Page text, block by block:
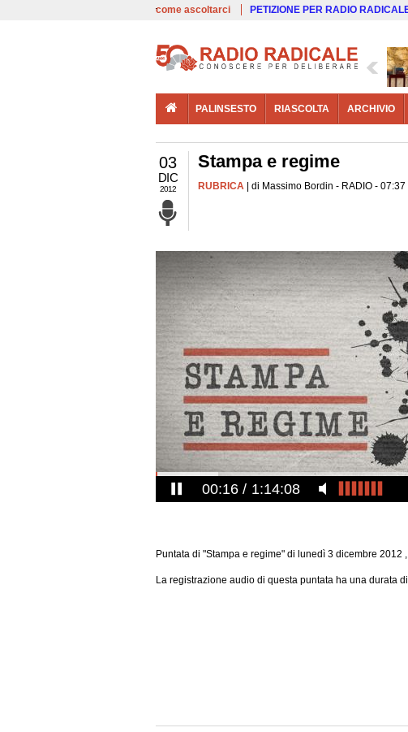
come ascoltarci PETIZIONE PER RADIO
PALINSESTO RIASCOLTA ARCHIVIO
03
DIC
2012
Stampa e regime
RUBRICA | di Massimo Bordin - RADIO -
00:17 1:14:08
Puntata di "Stampa e regime" di lunedì 3 dicembre 2012
La registrazione audio di questa puntata ha una durata